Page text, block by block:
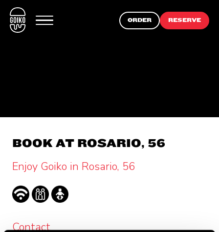
ORDER RESERVE
BOOK AT ROSARIO, 56
Enjoy Goiko in Rosario, 56
Contact